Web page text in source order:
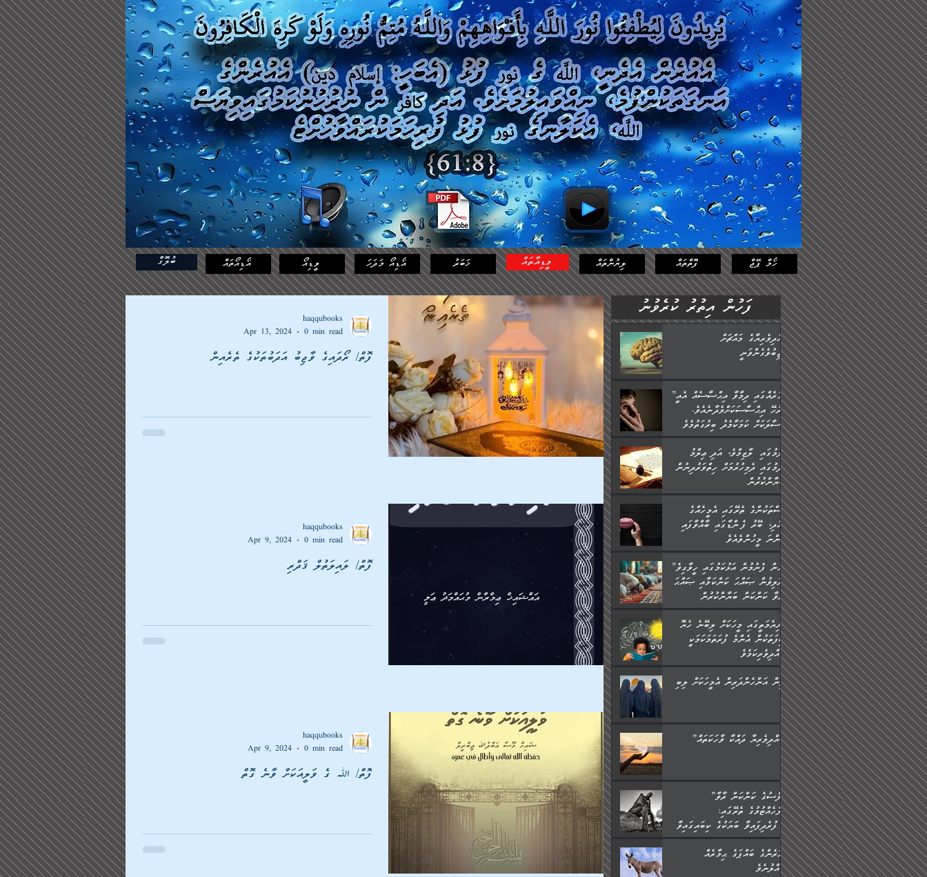
Log In
Featured
Posts
ފޮތް/ ރޯދައިގެ ވާޖިބު އަދަބުތަކުގެ ތެރެއިން
haqqubooks
Apr 13, 2024
0 min read
ފޮތް/ ލައިލަތުލް ޤަދްރި
haqqubooks
Apr 9, 2024
0 min read
ފޮތް/ ﷲ ގެ ވަލީއަކަށް ވާނެ ގޮތް
haqqubooks
Apr 9, 2024
0 min read
ފަހުން އިތުރު ކުރެވުނު
ބުއްދިވެރިޔާގެ މައްޗަށް
ވާޖިބުވެގެންވަނީ
”ފަހަރެއްގައި ދިމާވާ އިޙްސާސެއް އެއީ
ނުރުހޭ އިޙްސާސަކަށްވެދާނެއެވެ.
މިސާލަކަށް ކަމަކާމެދު ބިރުގަތުމެވެ.
ޢިލްމުގައި ލާޒިމްވެ، އަދި ޢިލްމު
ހޯދުމުގައި ދެމިހުރުމަށް ހިތްވަރުދިނުން
ބަޔާންކުރުން:
މީސްތަކުންގެ ތެރޭގައި އެމީހެއްގެ
ބުއްދި، ބޭރު ފެންޑާގައި ބާއްވާފައި
އޮންނަ މީހުންވެއެވެ.
”މީހުން ފެނުމުން އަޅުކަމުގައި ހީވާގިވެ
މުރާލިވުން ޞައްޙަ ކަންކަމާއި ޞައްޙަ
ނުވާ ކަންކަން ބަޔާންކުރުން:
ދުނިޔެމަތީގައި މީހަކަށް ލިބޭނެ ހެޔޮ
ޞިފަތަކުން އެންމެ ފުރަތަމަކަމަކީ
ބުއްދިވެރިކަމެވެ.
ތިން އަންހެންދަރިން އެމީހަކަށް ލިބި:
”ބުއްދިވެރިޔާ ދައްކާ ވާހަކަތައް،
”ނަފްސުގެ ކަންކަން ރާވާ
ބެލެހެއްޓުމުގެ ތެރޭގައި:
މަގުފުރެދިފައިވާ ބަޔަކުގެ ކިބައިގައިވާ
މޮޅެތި ރިވެތި ކަންކަމަށް ބަލާ
ވިސްނުން ދިގު ނުކުރުންވެއެވެ.އަހަރެންގެ ބައްޕަގެ ޙިމާރެއް
ގެއްލުނެވެ.
ބުލޮގް މީޑިއާތައް ހޯމް ޕޭޖް ލިޔުންތައް ފޮތްތައް ޚަބަރު އޯޑިއޯ މަދަހަ ވީޑިއޯ އޯޑިއޯތައް